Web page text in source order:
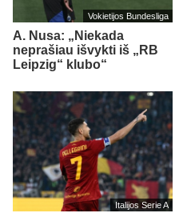
Vokietijos Bundesliga
A. Nusa: „Niekada
neprašiau išvykti iš „RB
Leipzig“ klubo“
Italijos Serie A